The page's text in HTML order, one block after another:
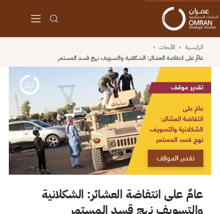
الرئيسية › الأبحاث ›
عامٌ على انتفاضة العشائر: الشكلانية والتسويف نهج قسد المستمر
تقدير الموقف
عامٌ على انتفاضة العشائر: الشكلانية
والتسويف نهج قسد المستمر